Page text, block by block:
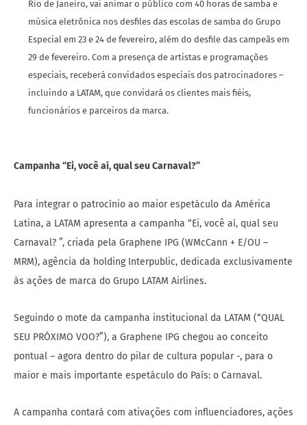
Rio de Janeiro, vai animar o público com 40 horas de samba e
música eletrônica nos desfiles das escolas de samba do Grupo
Especial em 23 e 24 de fevereiro, além do desfile das campeãs em
29 de fevereiro. Com a presença de artistas e programações
especiais, receberá convidados especiais dos patrocinadores –
incluindo a LATAM, que convidará os clientes mais fiéis,
funcionários e parceiros da marca.
Campanha “Ei, você aí, qual seu Carnaval?”
Para integrar o patrocínio ao maior espetáculo da América
Latina, a LATAM apresenta a campanha “Ei, você aí, qual seu
Carnaval? ”, criada pela Graphene IPG (WMcCann + E/OU –
MRM), agência da holding Interpublic, dedicada exclusivamente
às ações de marca do Grupo LATAM Airlines.
Seguindo o mote da campanha institucional da LATAM (“QUAL
SEU PRÓXIMO VOO?”), a Graphene IPG chegou ao conceito
pontual – agora dentro do pilar de cultura popular -, para o
maior e mais importante espetáculo do País: o Carnaval.
A campanha contará com ativações com influenciadores, ações